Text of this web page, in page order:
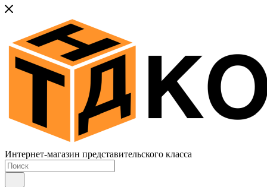
Интернет-магазин представительского класса